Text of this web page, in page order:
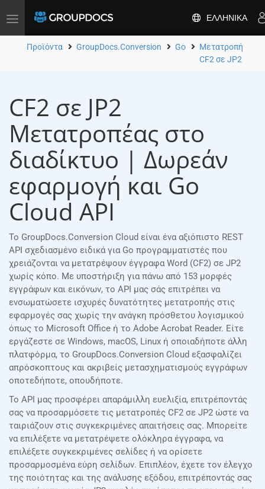
Toggle
ΕΛΛΗΝΙΚΆ
Προϊόντα GroupDocs.Conversion Go
Μετατροπή
CF2 σε JP2
CF2 σε JP2
Μετατροπέας στο
διαδίκτυο | Δωρεάν
εφαρμογή και Go
Cloud API
Το GroupDocs.Conversion Cloud είναι ένα αξιόπιστο REST
API σχεδιασμένο ειδικά για Go προγραμματιστές που
χρειάζονται να μετατρέψουν έγγραφα Word (CF2) σε JP2
χωρίς κόπο. Με υποστήριξη για πάνω από 153 μορφές
εγγράφων και εικόνων, το API μας σάς επιτρέπει να
ενσωματώσετε ισχυρές δυνατότητες μετατροπής στις
εφαρμογές σας χωρίς την ανάγκη πρόσθετου λογισμικού
όπως το Microsoft Office ή το Adobe Acrobat Reader. Είτε
εργάζεστε σε Windows, macOS, Linux ή οποιαδήποτε άλλη
πλατφόρμα, το GroupDocs.Conversion Cloud εξασφαλίζει
απρόσκοπτους και ακριβείς μετασχηματισμούς εγγράφων
οποτεδήποτε, οπουδήποτε.
Το API μας προσφέρει απαράμιλλη ευελιξία, επιτρέποντάς
σας να προσαρμόσετε τις μετατροπές CF2 σε JP2 ώστε να
ταιριάζουν στις συγκεκριμένες απαιτήσεις σας. Μπορείτε
να επιλέξετε να μετατρέψετε ολόκληρα έγγραφα, να
επιλέξετε συγκεκριμένες σελίδες ή να ορίσετε
προσαρμοσμένα εύρη σελίδων. Επιπλέον, έχετε τον έλεγχο
της ποιότητας και της ανάλυσης εξόδου, επιτρέποντάς σας